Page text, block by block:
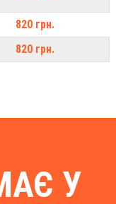
820 грн.
820 грн.
У